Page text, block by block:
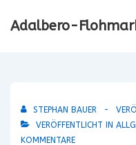
ZumAdalbero-
STEPHAN BAUER
VERÖFFENTLICHT IN
KOMMENTARE